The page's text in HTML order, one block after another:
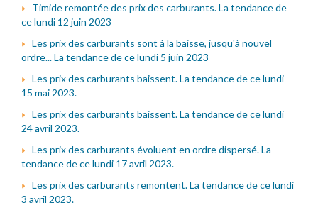
Timide remontée des prix des carburants. La tendance de
ce lundi 12 juin 2023
Les prix des carburants sont à la baisse, jusqu'à nouvel
ordre... La tendance de ce lundi 5 juin 2023
Les prix des carburants baissent. La tendance de ce lundi
15 mai 2023.
Les prix des carburants baissent. La tendance de ce lundi
24 avril 2023.
Les prix des carburants évoluent en ordre dispersé. La
tendance de ce lundi 17 avril 2023.
Les prix des carburants remontent. La tendance de ce lundi
3 avril 2023.